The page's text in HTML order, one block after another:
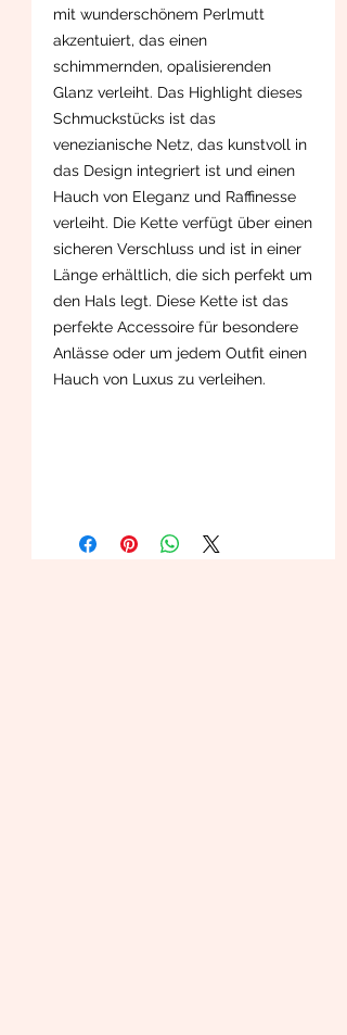
mit wunderschönem Perlmutt
akzentuiert, das einen
schimmernden, opalisierenden
Glanz verleiht. Das Highlight dieses
Schmuckstücks ist das
venezianische Netz, das kunstvoll in
das Design integriert ist und einen
Hauch von Eleganz und Raffinesse
verleiht. Die Kette verfügt über einen
sicheren Verschluss und ist in einer
Länge erhältlich, die sich perfekt um
den Hals legt. Diese Kette ist das
perfekte Accessoire für besondere
Anlässe oder um jedem Outfit einen
Hauch von Luxus zu verleihen.